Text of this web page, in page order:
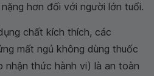
hơn đối với người lớn tuổi.
chất kích thích, các
mất ngủ không dùng thuốc
nhận thức hành vi) là an toàn